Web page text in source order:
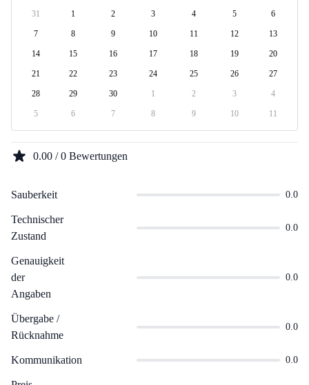
31 1 2 3 4 5 6
7 8 9 10 11 12 13
14 15 16 17 18 19 20
21 22 23 24 25 26 27
28 29 30 1 2 3 4
5 6 7 8 9 10 11
0.00 / 0 Bewertungen
Sauberkeit 0.0
Technischer
Zustand
0.0
Genauigkeit
der
Angaben
0.0
Übergabe /
Rücknahme
0.0
Kommunikation 0.0